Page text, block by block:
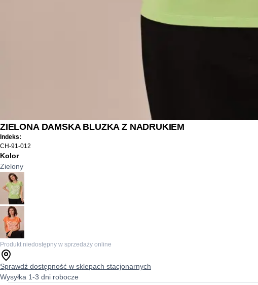
ZIELONA DAMSKA BLUZKA Z NADRUKIEM
Indeks:
CH-91-012
Kolor
Zielony
Produkt niedostępny w sprzedaży online
Sprawdź dostępność w sklepach stacjonarnych
Wysyłka 1-3 dni robocze